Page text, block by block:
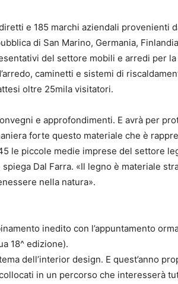
e 185 marchi aziendali provenienti
di San Marino, Germania,
del settore mobili e arredi per la
caminetti e sistemi di
oltre 25mila visitatori.
e approfondimenti. E avrà per
forte questo materiale che è
le piccole medie imprese del settore
Dal Farra. «Il legno è materiale
nella natura».
inedito con l’appuntamento
18^ edizione).
dell’interior design. E quest’anno
in un percorso che interesserà